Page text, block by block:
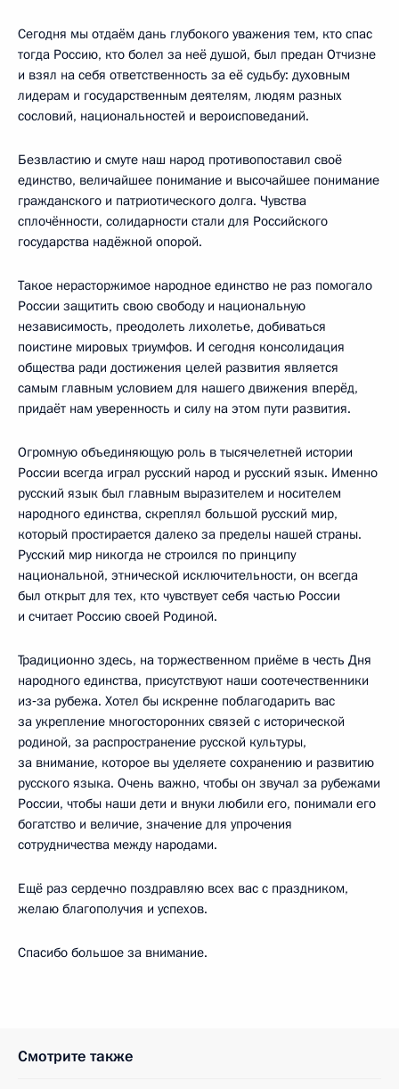
Сегодня мы отдаём дань глубокого уважения тем, кто спас
тогда Россию, кто болел за неё душой, был предан Отчизне
и взял на себя ответственность за её судьбу: духовным
лидерам и государственным деятелям, людям разных
сословий, национальностей и вероисповеданий.
Безвластию и смуте наш народ противопоставил своё
единство, величайшее понимание и высочайшее понимание
гражданского и патриотического долга. Чувства
сплочённости, солидарности стали для Российского
государства надёжной опорой.
Такое нерасторжимое народное единство не раз помогало
России защитить свою свободу и национальную
независимость, преодолеть лихолетье, добиваться
поистине мировых триумфов. И сегодня консолидация
общества ради достижения целей развития является
самым главным условием для нашего движения вперёд,
придаёт нам уверенность и силу на этом пути развития.
Огромную объединяющую роль в тысячелетней истории
России всегда играл русский народ и русский язык. Именно
русский язык был главным выразителем и носителем
народного единства, скреплял большой русский мир,
который простирается далеко за пределы нашей страны.
Русский мир никогда не строился по принципу
национальной, этнической исключительности, он всегда
был открыт для тех, кто чувствует себя частью России
и считает Россию своей Родиной.
Традиционно здесь, на торжественном приёме в честь Дня
народного единства, присутствуют наши соотечественники
из‑за рубежа. Хотел бы искренне поблагодарить вас
за укрепление многосторонних связей с исторической
родиной, за распространение русской культуры,
за внимание, которое вы уделяете сохранению и развитию
русского языка. Очень важно, чтобы он звучал за рубежами
России, чтобы наши дети и внуки любили его, понимали его
богатство и величие, значение для упрочения
сотрудничества между народами.
Ещё раз сердечно поздравляю всех вас с праздником,
желаю благополучия и успехов.
Спасибо большое за внимание.
Смотрите также